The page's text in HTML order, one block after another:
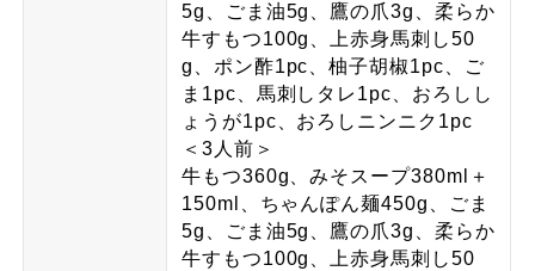
5g、ごま油5g、鷹の爪3g、柔らか
牛すもつ100g、上赤身馬刺し50
g、ポン酢1pc、柚子胡椒1pc、ご
ま1pc、馬刺しタレ1pc、おろしし
ょうが1pc、おろしニンニク1pc
＜3人前＞
牛もつ360g、みそスープ380ml＋
150ml、ちゃんぽん麺450g、ごま
5g、ごま油5g、鷹の爪3g、柔らか
牛すもつ100g、上赤身馬刺し50